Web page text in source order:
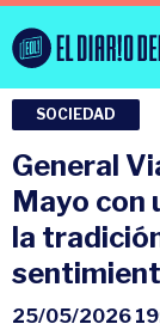
SOCIEDAD
General
Mayo con
la
25/05/2026